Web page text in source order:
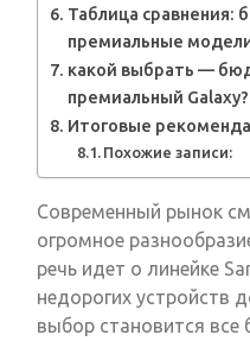
Таблица сравнения:
премиальные
какой выбрать —
премиальный Galaxy?
Итоговые
Похожие записи:
Современный рынок
огромное
речь идет о линейке
недорогих устройств
выбор становится